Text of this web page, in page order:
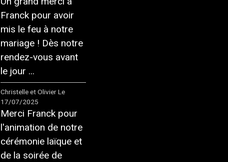
Franck pour avoir
mis le feu à notre
mariage ! Dès notre
rendez-vous avant
le jour ...
Christelle et Olivier Le
17/07/2025
Merci Franck pour
l'animation de notre
cérémonie laïque et
de la soirée de